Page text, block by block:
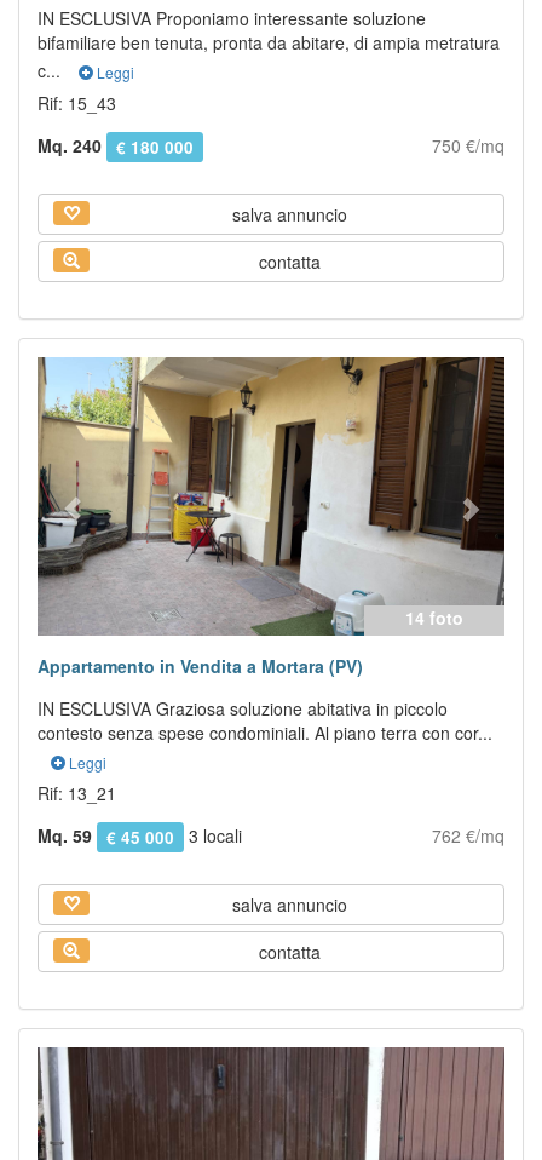
IN ESCLUSIVA Proponiamo interessante soluzione
bifamiliare ben tenuta, pronta da abitare, di ampia metratura
c...
Leggi
Rif: 15_43
Mq. 240
€ 180 000 750 €/mq
salva annuncio
contatta
14 foto
Previous Next
Appartamento in Vendita a Mortara (PV)
IN ESCLUSIVA Graziosa soluzione abitativa in piccolo
contesto senza spese condominiali. Al piano terra con cor...
Leggi
Rif: 13_21
Mq. 59
€ 45 000 3 locali 762 €/mq
salva annuncio
contatta
Previous Next